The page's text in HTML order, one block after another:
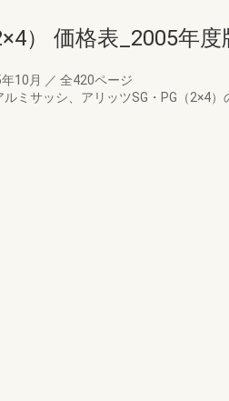
） 価格表_2005年度
10月 ／ 全420ページ
ミサッシ、アリッツSG・PG（2×4）